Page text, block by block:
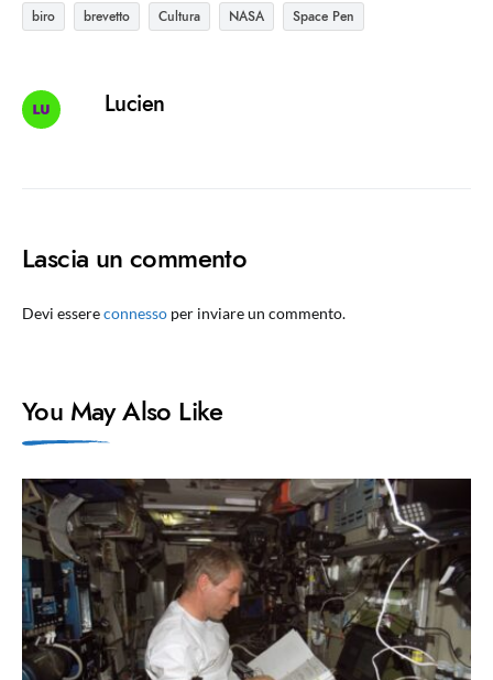
biro brevetto Cultura NASA Space Pen
Lucien
Lascia un commento
Devi essereconnesso per inviare un commento.
You May Also Like